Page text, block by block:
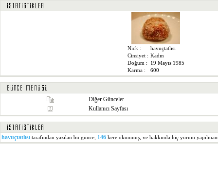
Nick :
havuçtatlısı
Cinsiyet : Kadın
Doğum :
19 Mayıs 1985
Karma :
600
Diğer Günceler
Kullanıcı Sayfası
havuçtatlısı tarafından yazılan bu günce, 146 kere okunmuş; ve hakkında hiç yorum